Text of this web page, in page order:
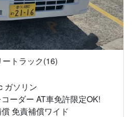
トラック(16)
ガソリン
ーダー AT車免許限定OK!
免責補償ワイド